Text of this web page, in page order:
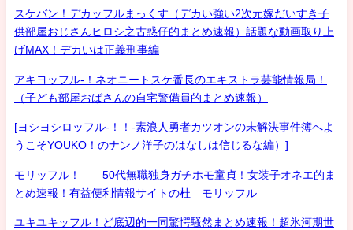
スケバン！デカッフルまっくす（デカい強い2次元嫁だいすき子
供部屋おじさんヒロシ之古惑仔的まとめ速報）話題な動画取り上
げMAX！デカいは正義刑事編
アキヨッフル-！ネオニートスケ番長のエキストラ芸能情報局！
（子ども部屋おばさんの自宅警備員的まとめ速報）
[ヨシヨシロッフル-！！-素浪人勇者カツオンの未解決事件簿へよ
うこそYOUKO！のナンノ洋子のはなしは信じるな編）]
モリッフル！ 50代無職独身ガチホモ童貞！女装子オネエ的ま
とめ速報！有益便利情報サイトの杜 モリッフル
ユキユキッフル！ど底辺的一同驚愕騒然まとめ速報！超氷河期世